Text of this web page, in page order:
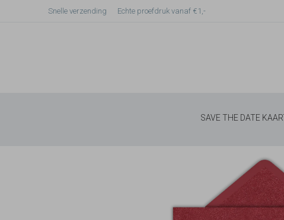
Snelle verzending Echte proefdruk vanaf €1,-
SAVE THE DATE